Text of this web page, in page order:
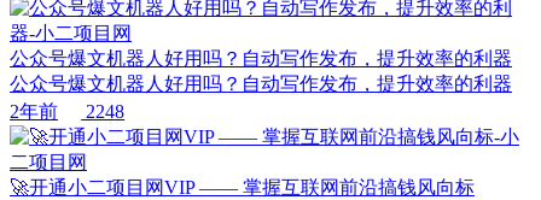
公众号爆文机器人好用吗？自动写作发布，提升效率的利器
公众号爆文机器人好用吗？自动写作发布，提升效率的利器
2年前
2248
🚀开通小二项目网VIP —— 掌握互联网前沿搞钱风向标